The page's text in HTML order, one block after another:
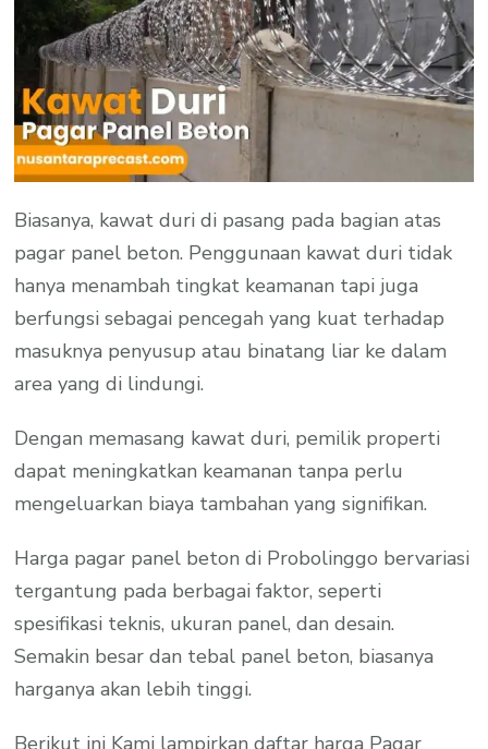
Biasanya, kawat duri di pasang pada bagian atas
pagar panel beton. Penggunaan kawat duri tidak
hanya menambah tingkat keamanan tapi juga
berfungsi sebagai pencegah yang kuat terhadap
masuknya penyusup atau binatang liar ke dalam
area yang di lindungi.
Dengan memasang kawat duri, pemilik properti
dapat meningkatkan keamanan tanpa perlu
mengeluarkan biaya tambahan yang signifikan.
Harga pagar panel beton di Probolinggo bervariasi
tergantung pada berbagai faktor, seperti
spesifikasi teknis, ukuran panel, dan desain.
Semakin besar dan tebal panel beton, biasanya
harganya akan lebih tinggi.
Berikut ini Kami lampirkan daftar harga Pagar